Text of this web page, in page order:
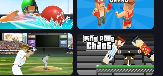
Dodgeball Smash Block Arena
ESPN Arcade Baseball Ping Pong Chaos